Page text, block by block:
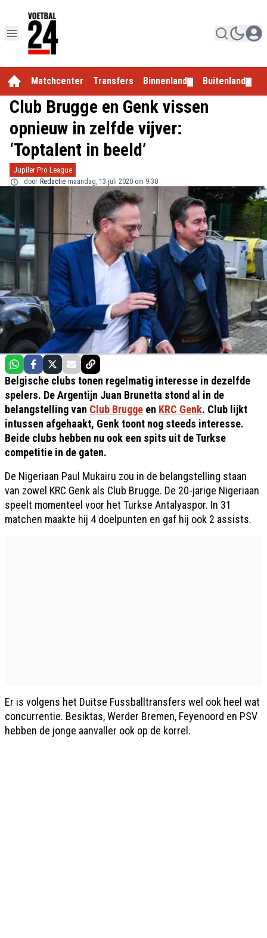
Matchcenter Transfers Binnenland Buitenland
Club Brugge en Genk vissen
opnieuw in zelfde vijver:
‘Toptalent in beeld’
Jupiler Pro League
door Redactie maandag, 13 juli 2020 om 9:30
Belgische clubs tonen regelmatig interesse in dezelfde
spelers. De Argentijn Juan Brunetta stond al in de
belangstelling van Club Brugge en KRC Genk. Club lijkt
intussen afgehaakt, Genk toont nog steeds interesse.
Beide clubs hebben nu ook een spits uit de Turkse
competitie in de gaten.
De Nigeriaan Paul Mukairu zou in de belangstelling staan
van zowel KRC Genk als Club Brugge. De 20-jarige Nigeriaan
speelt momenteel voor het Turkse Antalyaspor. In 31
matchen maakte hij 4 doelpunten en gaf hij ook 2 assists.
Er is volgens het Duitse Fussballtransfers wel ook heel wat
concurrentie. Besiktas, Werder Bremen, Feyenoord en PSV
hebben de jonge aanvaller ook op de korrel.